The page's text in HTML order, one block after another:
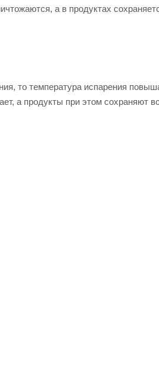
а в продуктах
то температура испарения
а продукты при этом сохраняют